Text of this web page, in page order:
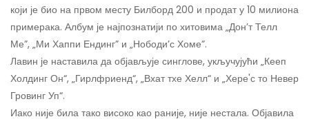
који је био на првом месту Билборд 200 и продат у 10 милиона
примерака. Албум је најпознатији по хитовима „Дон’т Телл
Ме”, „Ми Хаппи Ендинг” и „Нободи’с Хоме”.
Лавин је наставила да објављује синглове, укључујући „Кееп
Холдинг Он“, „Гирлфриенд“, „Вхат тхе Хелл“ и „Хере'с то Невер
Гровинг Уп“.
Иако није била тако високо као раније, није нестала. Објавила